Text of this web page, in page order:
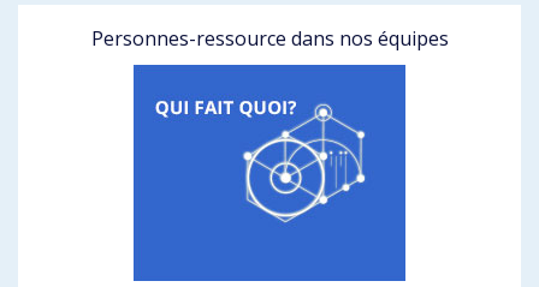
Personnes-ressource dans nos équipes